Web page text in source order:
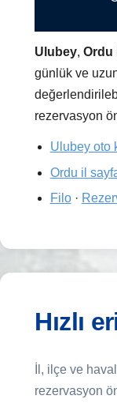
Ulubey,Ordu
günlük ve
rezervasyon
Ulubey oto
Ordu il
Filo·
Hızlı
İl, ilçe ve
rezervasyon